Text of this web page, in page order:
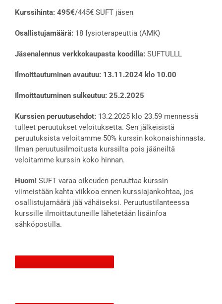
Kurssihinta: 495€/445€ SUFT jäsen
Osallistujamäärä: 18 fysioterapeuttia (AMK)
Jäsenalennus verkkokaupasta koodilla: SUFTULLL
Ilmoittautuminen avautuu: 13.11.2024 klo 10.00
Ilmoittautuminen sulkeutuu: 25.2.2025
Kurssien peruutusehdot: 13.2.2025 klo 23.59 mennessä
tulleet peruutukset veloituksetta. Sen jälkeisistä
peruutuksista veloitamme 50% kurssin kokonaishinnasta.
Ilman peruutusilmoitusta kurssilta pois jääneiltä
veloitamme kurssin koko hinnan.
Huom! SUFT varaa oikeuden peruuttaa kurssin
viimeistään kahta viikkoa ennen kurssiajankohtaa, jos
osallistujamäärä jää vähäiseksi. Peruutustilanteessa
kurssille ilmoittautuneille lähetetään lisäinfoa
sähköpostilla.